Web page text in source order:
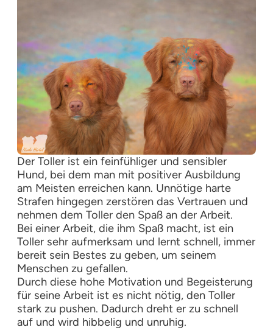
Der Toller ist ein feinfühliger und sensibler
Hund, bei dem man mit positiver Ausbildung
am Meisten erreichen kann. Unnötige harte
Strafen hingegen zerstören das Vertrauen und
nehmen dem Toller den Spaß an der Arbeit.
Bei einer Arbeit, die ihm Spaß macht, ist ein
Toller sehr aufmerksam und lernt schnell, immer
bereit sein Bestes zu geben, um seinem
Menschen zu gefallen.
Durch diese hohe Motivation und Begeisterung
für seine Arbeit ist es nicht nötig, den Toller
stark zu pushen. Dadurch dreht er zu schnell
auf und wird hibbelig und unruhig.